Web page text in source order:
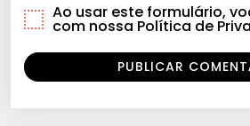
Ao usar este formulário,
com nossa Política de